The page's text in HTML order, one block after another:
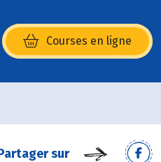
Courses en ligne
fenêtre)
sur